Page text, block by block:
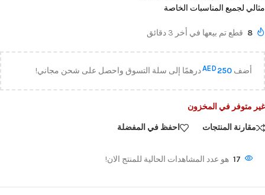
مثالي لجميع المناسبات الخاصة
8 قطع تم بيعها في أخر 3 دقائق
أضف AED 250 درهمًا إلى سلة التسوق واحصل على شحن مجاني!
غير متوفر في المخزون
مقارنة المنتجات احفظ في المفضلة
17 هو عدد المشاهدات الحالية للمنتج الان!